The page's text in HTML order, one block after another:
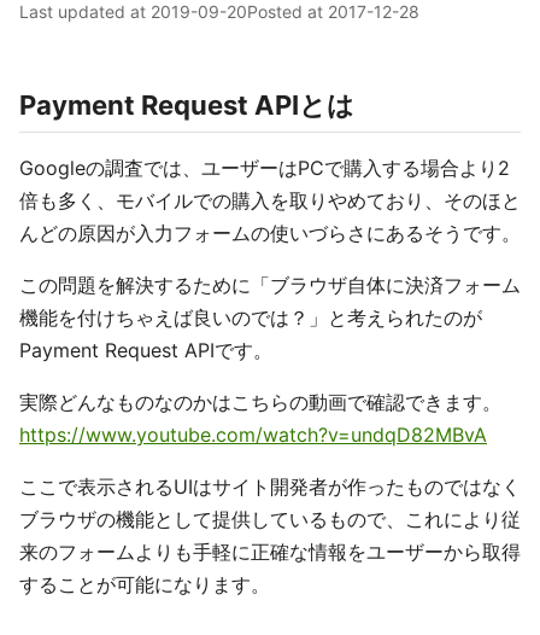
Last updated at 2019-09-20Posted at 2017-12-28
Payment Request APIとは
Googleの調査では、ユーザーはPCで購入する場合より2
倍も多く、モバイルでの購入を取りやめており、そのほと
んどの原因が入力フォームの使いづらさにあるそうです。
この問題を解決するために「ブラウザ自体に決済フォーム
機能を付けちゃえば良いのでは？」と考えられたのが
Payment Request APIです。
実際どんなものなのかはこちらの動画で確認できます。
https://www.youtube.com/watch?v=undqD82MBvA
ここで表示されるUIはサイト開発者が作ったものではなく
ブラウザの機能として提供しているもので、これにより従
来のフォームよりも手軽に正確な情報をユーザーから取得
することが可能になります。